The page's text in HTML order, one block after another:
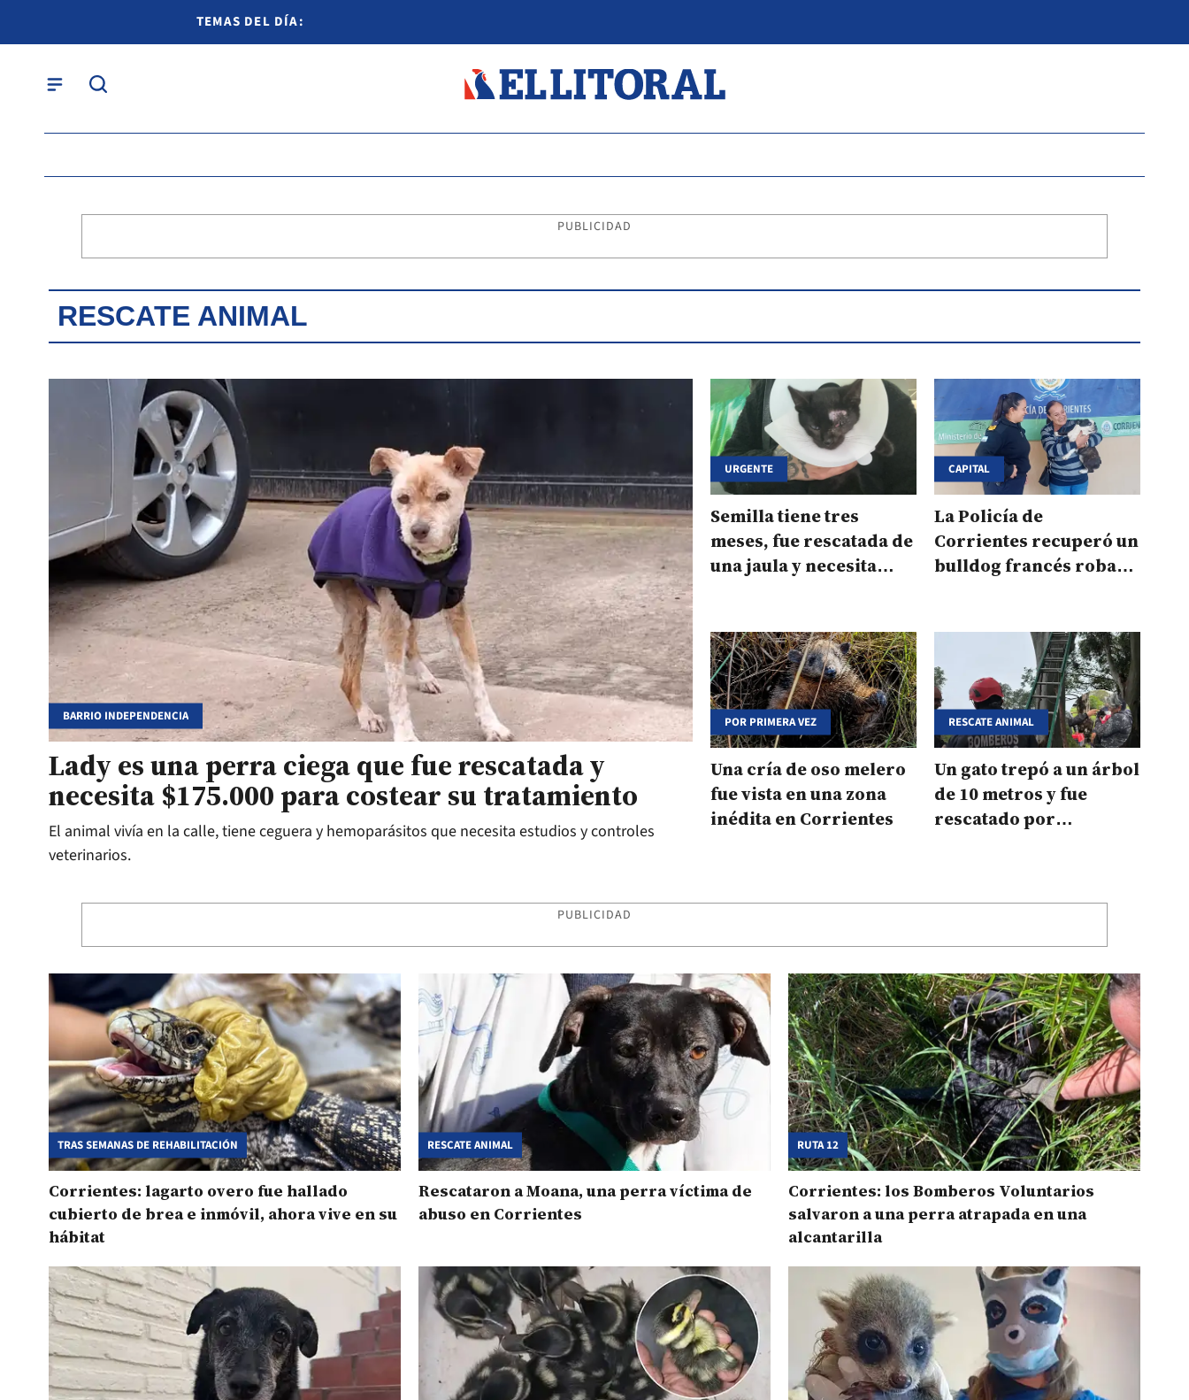
TEMAS DEL DÍA:
PUBLICIDAD
RESCATE ANIMAL
BARRIO INDEPENDENCIA
Lady es una perra ciega que fue rescatada y
necesita $175.000 para costear su tratamiento
El animal vivía en la calle, tiene ceguera y hemoparásitos que necesita estudios y controles
veterinarios.
URGENTE
Semilla tiene tres
meses, fue rescatada de
una jaula y necesita
CAPITAL
La Policía de
Corrientes recuperó un
bulldog francés robado
POR PRIMERA VEZ
Una cría de oso melero
fue vista en una zona
inédita en Corrientes
RESCATE ANIMAL
Un gato trepó a un árbol
de 10 metros y fue
rescatado por
PUBLICIDAD
TRAS SEMANAS DE REHABILITACIÓN
Corrientes: lagarto overo fue hallado
cubierto de brea e inmóvil, ahora vive en su
hábitat
RESCATE ANIMAL
Rescataron a Moana, una perra víctima de
abuso en Corrientes
RUTA 12
Corrientes: los Bomberos Voluntarios
salvaron a una perra atrapada en una
alcantarilla